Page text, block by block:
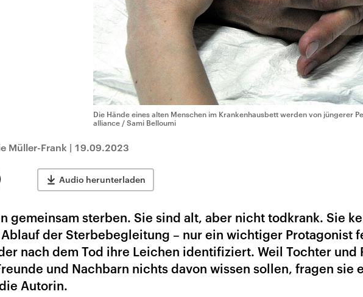
Die Hände eines alten Menschen im Krankenhausbett werden von jüngerer
alliance / Sami Belloumi
Müller-Frank | 19.09.2023
Audio herunterladen
gemeinsam sterben. Sie sind alt, aber nicht todkrank. Sie
der Sterbebegleitung – nur ein wichtiger Protagonist
nach dem Tod ihre Leichen identifiziert. Weil Tochter und
und Nachbarn nichts davon wissen sollen, fragen sie
Autorin.